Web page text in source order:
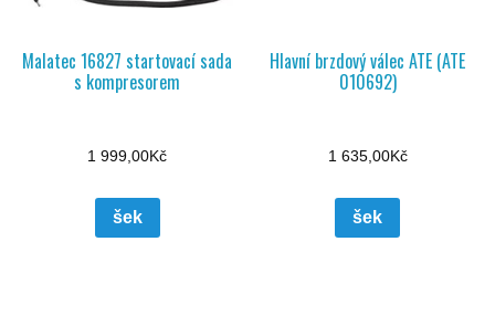
Malatec 16827 startovací sada
s kompresorem
1 999,00Kč
šek
Hlavní brzdový válec ATE (ATE
010692)
1 635,00Kč
šek